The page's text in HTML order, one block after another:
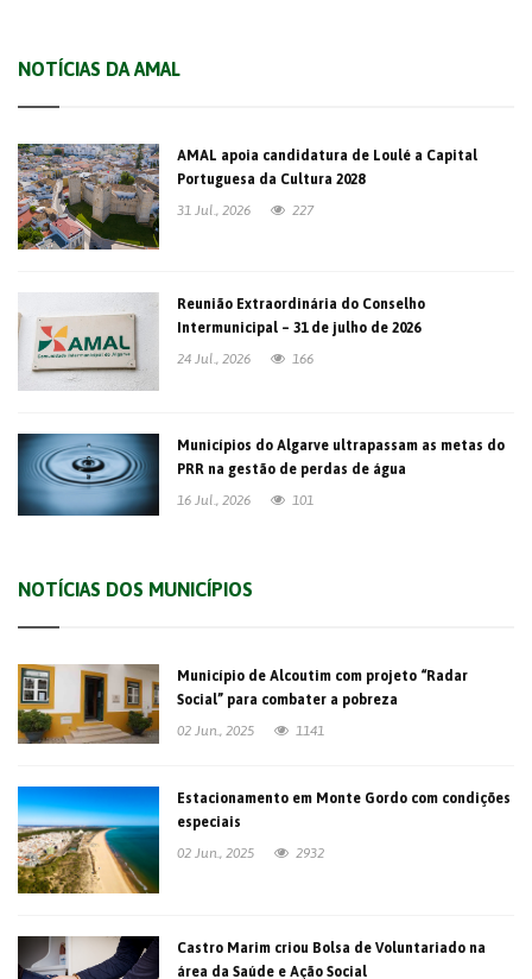
NOTÍCIAS DA AMAL
AMAL apoia candidatura de Loulé a Capital
Portuguesa da Cultura 2028
31 Jul., 2026
227
Reunião Extraordinária do Conselho
Intermunicipal – 31 de julho de 2026
24 Jul., 2026
166
Municípios do Algarve ultrapassam as metas do
PRR na gestão de perdas de água
16 Jul., 2026
101
NOTÍCIAS DOS MUNICÍPIOS
Município de Alcoutim com projeto “Radar
Social” para combater a pobreza
02 Jun., 2025
1141
Estacionamento em Monte Gordo com condições
especiais
02 Jun., 2025
2932
Castro Marim criou Bolsa de Voluntariado na
área da Saúde e Ação Social